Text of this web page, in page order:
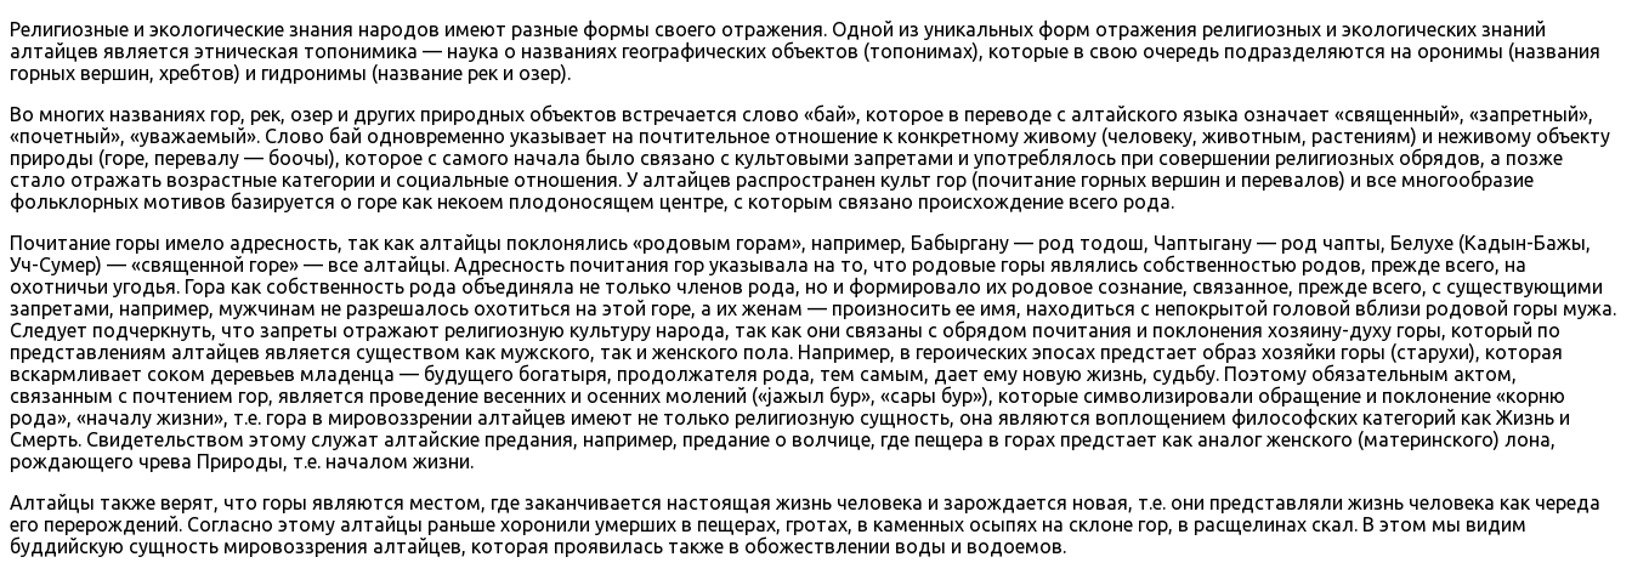
Религиозные и экологические знания народов имеют разные формы своего отражения. Одной из уникальных форм отражения религиозных и экологических знаний
алтайцев является этническая топонимика — наука о названиях географических объектов (топонимах), которые в свою очередь подразделяются на оронимы (названия
горных вершин, хребтов) и гидронимы (название рек и озер).
Во многих названиях гор, рек, озер и других природных объектов встречается слово «бай», которое в переводе с алтайского языка означает «священный», «запретный»,
«почетный», «уважаемый». Слово бай одновременно указывает на почтительное отношение к конкретному живому (человеку, животным, растениям) и неживому объекту
природы (горе, перевалу — боочы), которое с самого начала было связано с культовыми запретами и употреблялось при совершении религиозных обрядов, а позже
стало отражать возрастные категории и социальные отношения. У алтайцев распространен культ гор (почитание горных вершин и перевалов) и все многообразие
фольклорных мотивов базируется о горе как некоем плодоносящем центре, с которым связано происхождение всего рода.
Почитание горы имело адресность, так как алтайцы поклонялись «родовым горам», например, Бабыргану — род тодош, Чаптыгану — род чапты, Белухе (Кадын-Бажы,
Уч-Сумер) — «священной горе» — все алтайцы. Адресность почитания гор указывала на то, что родовые горы являлись собственностью родов, прежде всего, на
охотничьи угодья. Гора как собственность рода объединяла не только членов рода, но и формировало их родовое сознание, связанное, прежде всего, с существующими
запретами, например, мужчинам не разрешалось охотиться на этой горе, а их женам — произносить ее имя, находиться с непокрытой головой вблизи родовой горы мужа.
Следует подчеркнуть, что запреты отражают религиозную культуру народа, так как они связаны с обрядом почитания и поклонения хозяину-духу горы, который по
представлениям алтайцев является существом как мужского, так и женского пола. Например, в героических эпосах предстает образ хозяйки горы (старухи), которая
вскармливает соком деревьев младенца — будущего богатыря, продолжателя рода, тем самым, дает ему новую жизнь, судьбу. Поэтому обязательным актом,
связанным с почтением гор, является проведение весенних и осенних молений («jажыл бур», «сары бур»), которые символизировали обращение и поклонение «корню
рода», «началу жизни», т.е. гора в мировоззрении алтайцев имеют не только религиозную сущность, она являются воплощением философских категорий как Жизнь и
Смерть. Свидетельством этому служат алтайские предания, например, предание о волчице, где пещера в горах предстает как аналог женского (материнского) лона,
рождающего чрева Природы, т.е. началом жизни.
Алтайцы также верят, что горы являются местом, где заканчивается настоящая жизнь человека и зарождается новая, т.е. они представляли жизнь человека как череда
его перерождений. Согласно этому алтайцы раньше хоронили умерших в пещерах, гротах, в каменных осыпях на склоне гор, в расщелинах скал. В этом мы видим
буддийскую сущность мировоззрения алтайцев, которая проявилась также в обожествлении воды и водоемов.